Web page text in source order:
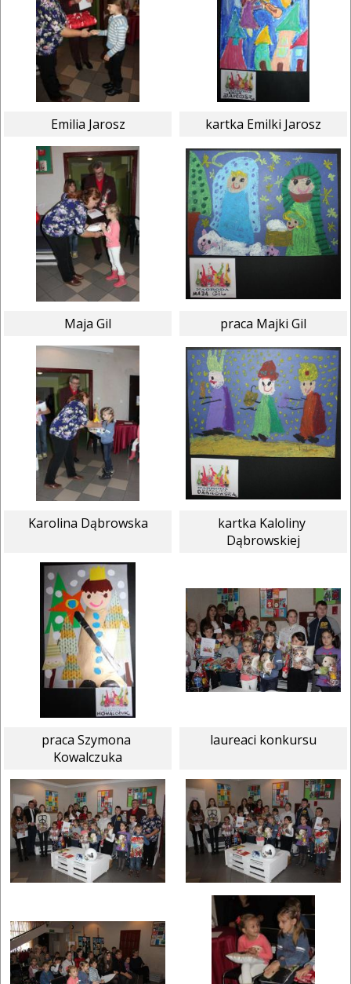
Emilia Jarosz kartka Emilki Jarosz
Maja Gil praca Majki Gil
Karolina Dąbrowska
kartka Kaloliny
Dąbrowskiej
praca Szymona
Kowalczuka
laureaci konkursu